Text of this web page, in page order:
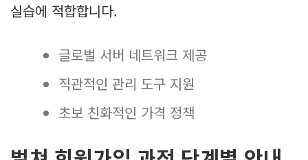
실습에 적합합니다.
글로벌 서버 네트워크 제공
직관적인 관리 도구 지원
초보 친화적인 가격 정책